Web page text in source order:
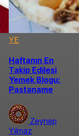
YE
Haftanın En
Takip Edilesi
Yemek Blogu:
Pastaname
Zeynep
Yılmaz